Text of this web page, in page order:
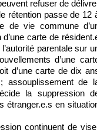
refuser de
rétention passe de 12
de vie commune
carte de
parentale sur
d’une
d’une carte de dix
assouplissement de
la suppression
étranger.e.s en
continuent de